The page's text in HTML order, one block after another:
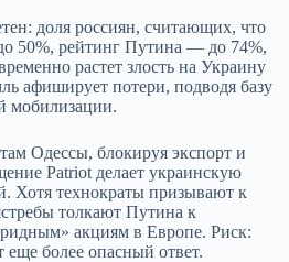
доля россиян, считающих, что
50%, рейтинг Путина — до 74%,
растет злость на Украину
афиширует потери, подводя базу
мобилизации.
Одессы, блокируя экспорт и
Patriot делает украинскую
Хотя технократы призывают к
толкают Путина к
акциям в Европе. Риск:
еще более опасный ответ.